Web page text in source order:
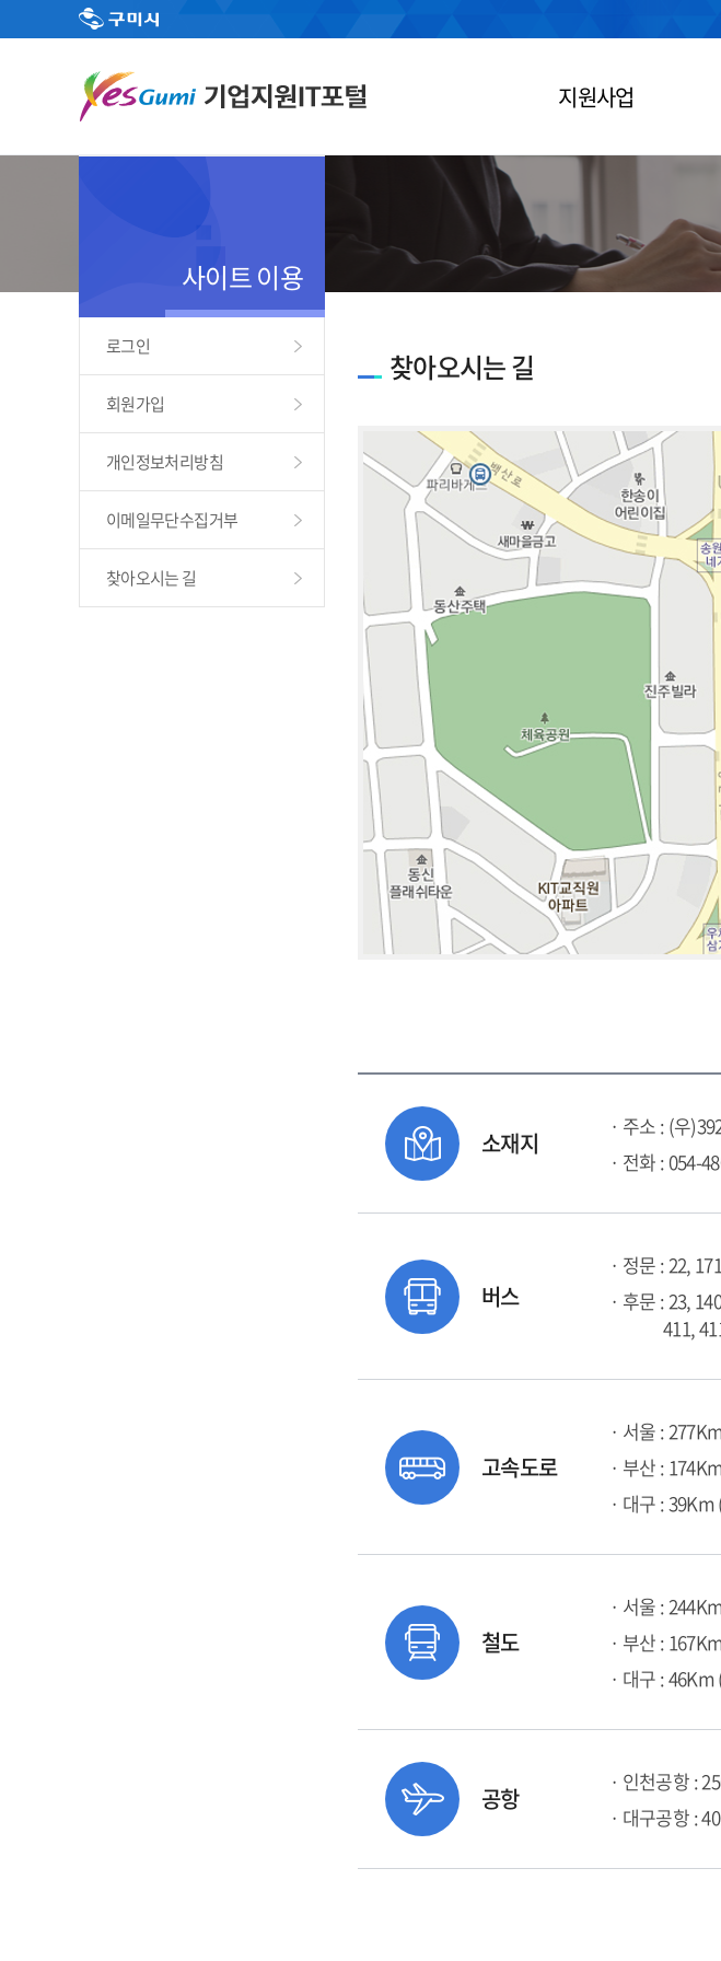
지원사업
사이트 이용
로그인
회원가입
개인정보처리방침
이메일무단수집거부
찾아오시는 길
찾아오시는 길
소재지
· 주소 : (우
· 전화 : 054-
버스
· 정문 : 22,
· 후문 : 23,
411, 411-
고속도로
· 서울 :
· 부산 :
· 대구 : 39Km
철도
· 서울 :
· 부산 :
· 대구 : 46Km
공항
· 인천공항 :
· 대구공항 :